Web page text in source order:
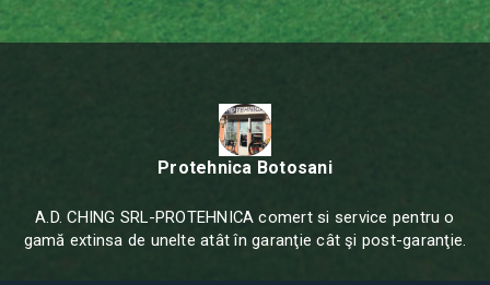
Protehnica Botosani
A.D. CHING SRL-PROTEHNICA comert si service pentru o
gamă extinsa de unelte atât în garanţie cât şi post-garanţie.